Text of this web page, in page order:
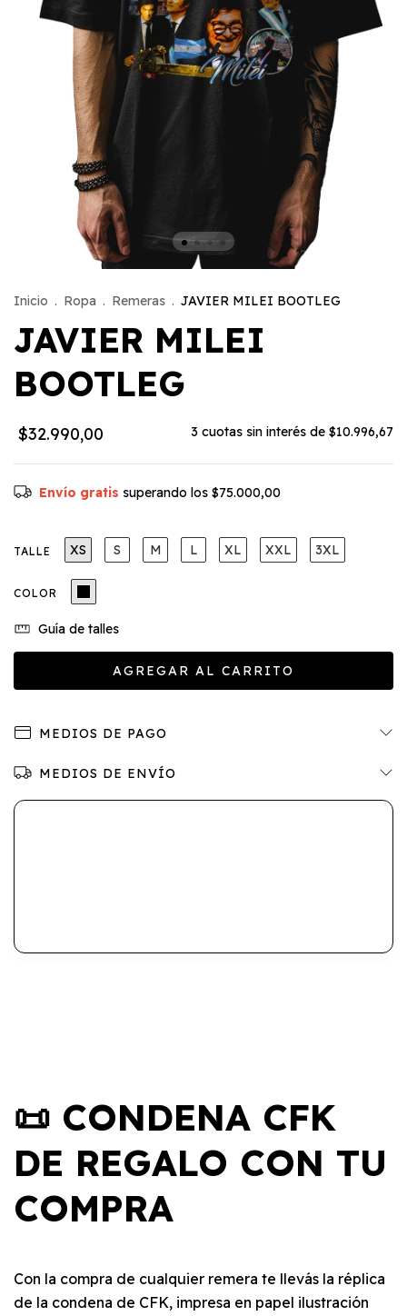
Inicio . Ropa . Remeras . JAVIER MILEI BOOTLEG
JAVIER MILEI
BOOTLEG
$32.990,00 3 cuotas sin interés de $10.996,67
Envío gratis superando los $75.000,00
TALLE XS S M L XL XXL 3XL
COLOR
Guía de talles
MEDIOS DE PAGO
MEDIOS DE ENVÍO
📜 CONDENA CFK
DE REGALO CON TU
COMPRA
Con la compra de cualquier remera te llevás la réplica
de la condena de CFK, impresa en papel ilustración